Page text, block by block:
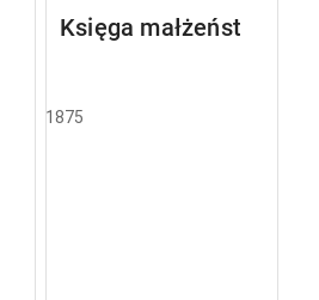
Księga małżeństw
1875